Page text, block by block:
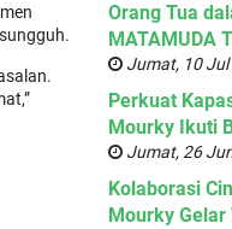
Orang Tua
MATAMUDA
Jumat, 10 Jul
Perkuat
Mourky Ikuti
Jumat, 26
Kolaborasi
Mourky Gelar